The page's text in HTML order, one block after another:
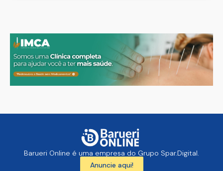
Barueri Online é uma empresa do Grupo Spar.Digital.
Anuncie aqui!